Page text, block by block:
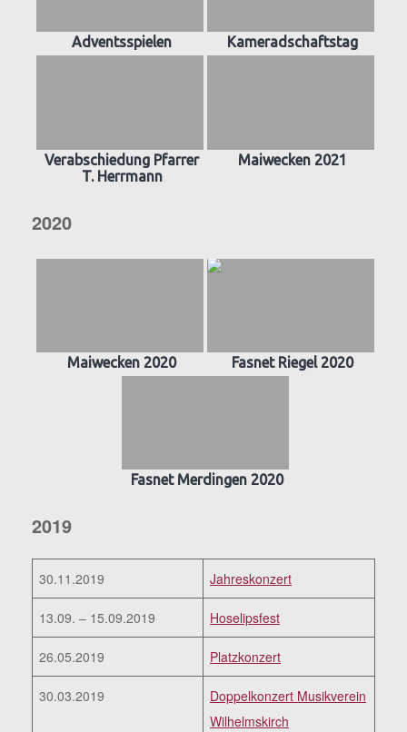
Adventsspielen Kameradschaftstag
Verabschiedung Pfarrer
T. Herrmann
Maiwecken 2021
2020
Maiwecken 2020 Fasnet Riegel 2020
Fasnet Merdingen 2020
2019
30.11.2019 Jahreskonzert
13.09. – 15.09.2019 Hoselipsfest
26.05.2019 Platzkonzert
30.03.2019
Doppelkonzert Musikverein
Wilhelmskirch